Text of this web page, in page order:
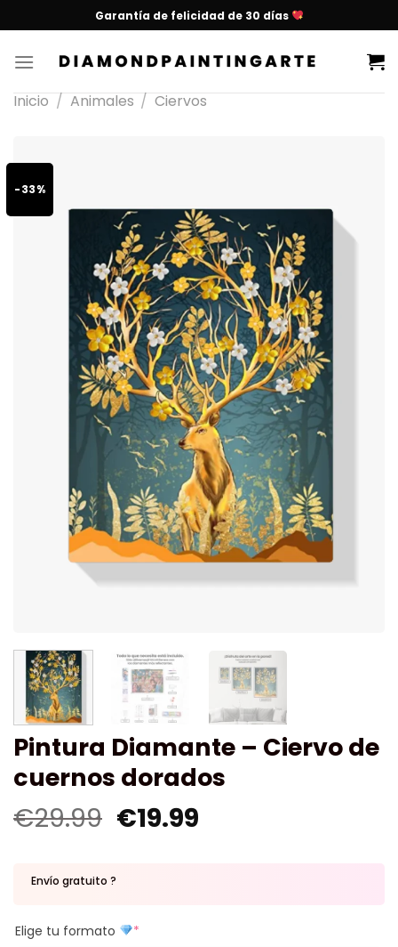
Garantía de felicidad de 30 días
Inicio / Animales / Ciervos
-33%
Pintura Diamante – Ciervo de
cuernos dorados
€29.99 €19.99
Envío gratuito ?
Elige tu formato *